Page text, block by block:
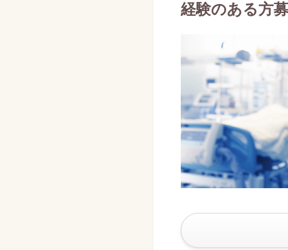
経験のある方募